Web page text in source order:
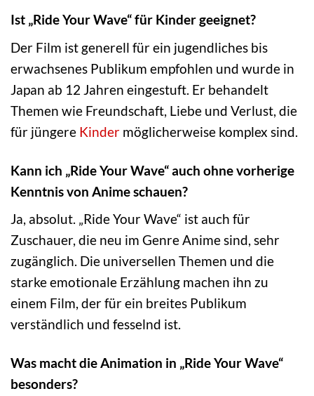
Ist „Ride Your Wave“ für Kinder geeignet?
Der Film ist generell für ein jugendliches bis
erwachsenes Publikum empfohlen und wurde in
Japan ab 12 Jahren eingestuft. Er behandelt
Themen wie Freundschaft, Liebe und Verlust, die
für jüngere Kinder möglicherweise komplex sind.
Kann ich „Ride Your Wave“ auch ohne vorherige
Kenntnis von Anime schauen?
Ja, absolut. „Ride Your Wave“ ist auch für
Zuschauer, die neu im Genre Anime sind, sehr
zugänglich. Die universellen Themen und die
starke emotionale Erzählung machen ihn zu
einem Film, der für ein breites Publikum
verständlich und fesselnd ist.
Was macht die Animation in „Ride Your Wave“
besonders?